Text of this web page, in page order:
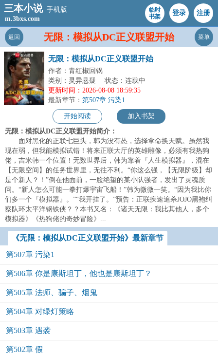
三本小说 手机版
m.3bxs.com
临时
书架
登录 注册
无限：模拟从DC正义联盟开始
返回 菜单
无限：模拟从DC正义联盟开始
作者：青红椒回锅
类别：灵异悬疑
状态：连载中
更新时间：2026-08-08 18:59:35
最新章节： 第507章 污染1
开始阅读 加入书架
无限：模拟从DC正义联盟开始简介：
面对黑化的正联七巨头，韩为没有怂，选择拿命换天赋。虽然我
现在弱，但我能模拟试错！将来正联大厅的英雄雕像，必须有我热狗
佬，吉米韩一个位置！无数世界后，韩为靠着『人生模拟器』，混在
【无限空间】的任务世界里，无往不利。“你这么强，【无限阶级】却
是个新人？！”倒在他面前，一脸绝望的某小队强者，发出了灵魂质
问。“新人怎么可能一拳打爆宇宙飞船！”韩为微微一笑。“因为我比你
们多一个『模拟器』。”“我开挂了。”预告：正联疾速追杀JOJO黑袍纠
察队环太平洋钢铁侠？？本书又名：《诸天无限：我比其他人，多个
模拟器》《热狗佬的奇妙冒险》...
《无限：模拟从DC正义联盟开始》最新章节
第507章 污染1
第506章 你是康斯坦丁，他也是康斯坦丁？
第505章 法师、骗子、烟鬼
第504章 对绿灯策略
第503章 遇袭
第502章 假